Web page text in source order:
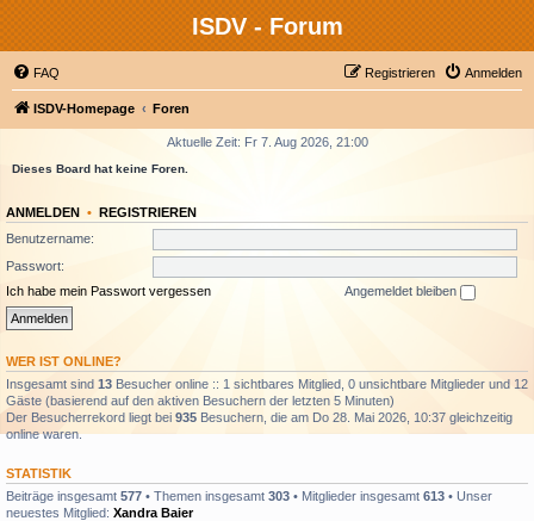
ISDV - Forum
FAQ Anmelden
Registrieren
ISDV-Homepage Foren
Aktuelle Zeit: Fr 7. Aug 2026, 21:00
Dieses Board hat keine Foren.
ANMELDEN • REGISTRIEREN
Benutzername:
Passwort:
Ich habe mein Passwort vergessen
Angemeldet bleiben
WER IST ONLINE?
Insgesamt sind 13 Besucher online :: 1 sichtbares Mitglied, 0 unsichtbare Mitglieder und 12
Gäste (basierend auf den aktiven Besuchern der letzten 5 Minuten)
Der Besucherrekord liegt bei 935 Besuchern, die am Do 28. Mai 2026, 10:37 gleichzeitig
online waren.
STATISTIK
Beiträge insgesamt 577 • Themen insgesamt 303 • Mitglieder insgesamt 613 • Unser
neuestes Mitglied: Xandra Baier